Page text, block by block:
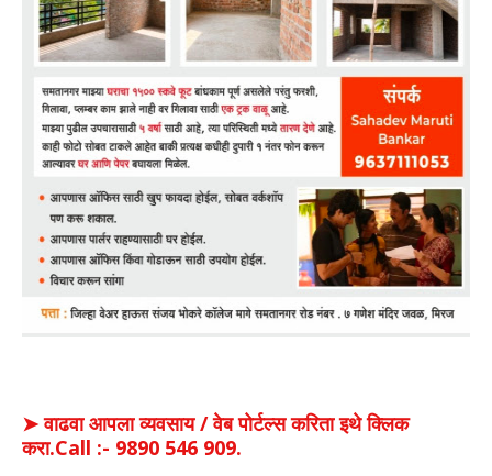
➤ वाढवा आपला व्यवसाय / वेब पोर्टल्स करिता इथे क्लिक
करा.Call :- 9890 546 909.